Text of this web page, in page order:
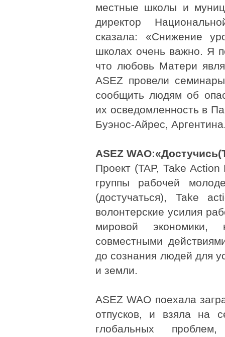
местные школы и
директор
сказала: «Снижение
школах очень важно. Я
что любовь Матери
ASEZ провели
сообщить людям об
их осведомленность в
Буэнос-Айрес,
ASEZ
Проект (TAP, Take
группы рабочей
(достучаться), Take
волонтерские усилия
мировой
совместными
до сознания людей для
и земли.
ASEZ WAO поехала
отпусков, и взяла на
глобальных